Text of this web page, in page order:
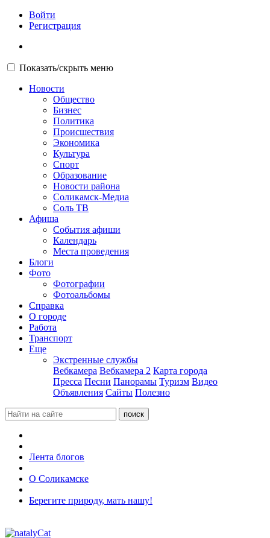
Войти
Регистрация
Показать/скрыть меню
Новости
Общество
Бизнес
Политика
Происшествия
Экономика
Культура
Спорт
Образование
Новости района
Соликамск-Медиа
Соль ТВ
Афиша
События афиши
Календарь
Места проведения
Блоги
Фото
Фотографии
Фотоальбомы
Справка
О городе
Работа
Транспорт
Еще
Экстренные службы
Вебкамера Вебкамера 2 Карта города
Пресса Песни Панорамы Туризм Видео
Объявления Сайты Полезно
Лента блогов
О Соликамске
Берегите природу, мать нашу!